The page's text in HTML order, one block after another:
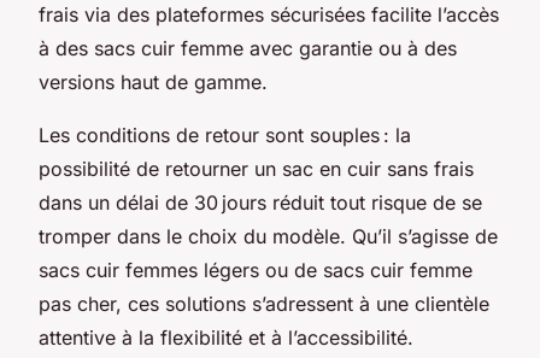
frais via des plateformes sécurisées facilite l’accès
à des sacs cuir femme avec garantie ou à des
versions haut de gamme.
Les conditions de retour sont souples : la
possibilité de retourner un sac en cuir sans frais
dans un délai de 30 jours réduit tout risque de se
tromper dans le choix du modèle. Qu’il s’agisse de
sacs cuir femmes légers ou de sacs cuir femme
pas cher, ces solutions s’adressent à une clientèle
attentive à la flexibilité et à l’accessibilité.